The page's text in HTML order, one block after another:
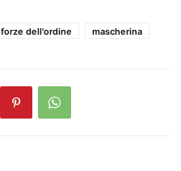
forze dell'ordine mascherina